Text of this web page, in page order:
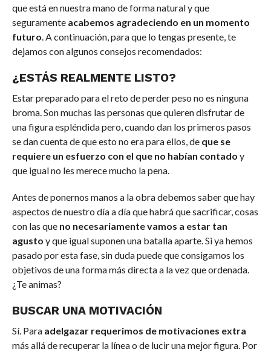
que está en nuestra mano de forma natural y que
seguramente acabemos agradeciendo en un momento
futuro. A continuación, para que lo tengas presente, te
dejamos con algunos consejos recomendados:
¿ESTÁS REALMENTE LISTO?
Estar preparado para el reto de perder peso no es ninguna
broma. Son muchas las personas que quieren disfrutar de
una figura espléndida pero, cuando dan los primeros pasos
se dan cuenta de que esto no era para ellos, de que se
requiere un esfuerzo con el que no habían contado y
que igual no les merece mucho la pena.
Antes de ponernos manos a la obra debemos saber que hay
aspectos de nuestro día a día que habrá que sacrificar, cosas
con las que no necesariamente vamos a estar tan
agusto y que igual suponen una batalla aparte. Si ya hemos
pasado por esta fase, sin duda puede que consigamos los
objetivos de una forma más directa a la vez que ordenada.
¿Te animas?
BUSCAR UNA MOTIVACIÓN
Sí. Para adelgazar requerimos de motivaciones extra
más allá de recuperar la línea o de lucir una mejor figura. Por